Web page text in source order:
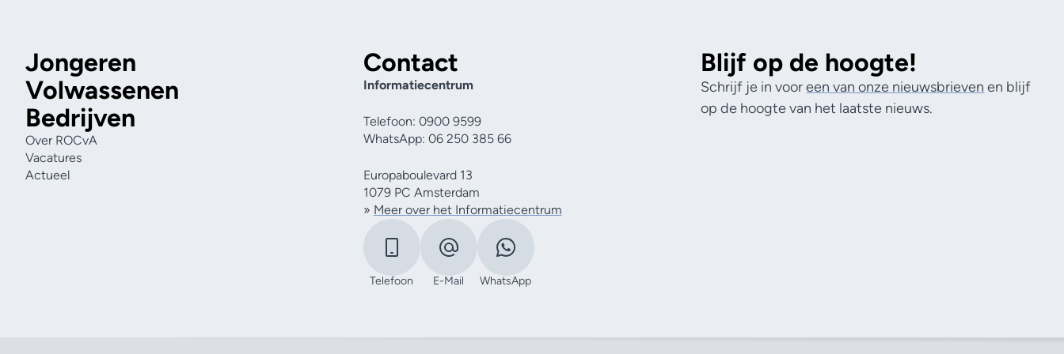
Jongeren
Volwassenen
Bedrijven
Over ROCvA
Vacatures
Actueel
Contact
Informatiecentrum
Telefoon: 0900 9599
WhatsApp: 06 250 385 66
Europaboulevard 13
1079 PC Amsterdam
» Meer over het Informatiecentrum
Telefoon E-Mail WhatsApp
Blijf op de hoogte!
Schrijf je in vooreen van onze nieuwsbrieven en blijf
op de hoogte van het laatste nieuws.